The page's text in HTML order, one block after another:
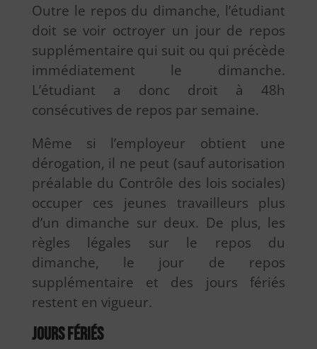
Outre le repos du dimanche, l’étudiant
doit se voir octroyer un jour de repos
supplémentaire qui suit ou qui précède
immédiatement le dimanche.
L’étudiant a donc droit à 48h
consécutives de repos par semaine.
Même si l’employeur obtient une
dérogation, il ne peut (sauf autorisation
préalable du Contrôle des lois sociales)
occuper ces jeunes travailleurs plus
d’un dimanche sur deux. De plus, les
règles légales sur le repos du
dimanche, le jour de repos
supplémentaire et des jours fériés
restent en vigueur.
Jours fériés